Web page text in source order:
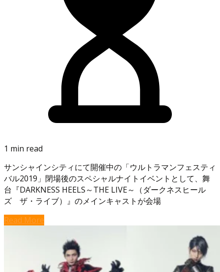
1 min read
サンシャインシティにて開催中の「ウルトラマンフェスティ
バル2019」閉場後のスペシャルナイトイベントとして、舞
台『DARKNESS HEELS～THE LIVE～（ダークネスヒール
ズ ザ・ライブ）』のメインキャストが会場
Read More